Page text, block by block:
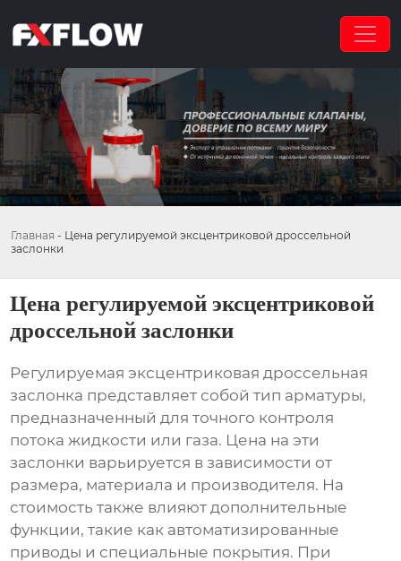
Главная - Цена регулируемой эксцентриковой дроссельной
заслонки
Цена регулируемой эксцентриковой
дроссельной заслонки
Регулируемая эксцентриковая дроссельная
заслонка представляет собой тип арматуры,
предназначенный для точного контроля
потока жидкости или газа. Цена на эти
заслонки варьируется в зависимости от
размера, материала и производителя. На
стоимость также влияют дополнительные
функции, такие как автоматизированные
приводы и специальные покрытия. При